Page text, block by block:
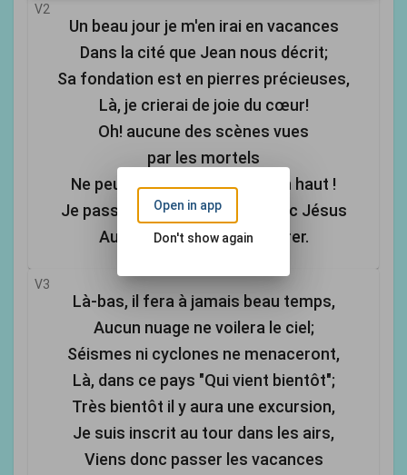
V2
Un beau jour je m'en irai en vacances
Dans la cité que Jean nous décrit;
Sa fondation est en pierres précieuses,
Là, je crierai de joie du cœur!
Oh! aucune des scènes vues
par les mortels
Ne peut égaler les gloires d'en haut !
Je passerai mes vacances avec Jésus
Au lieu qu'Il est allé préparer.
V3
Là-bas, il fera à jamais beau temps,
Aucun nuage ne voilera le ciel;
Séismes ni cyclones ne menaceront,
Là, dans ce pays "Qui vient bientôt";
Très bientôt il y aura une excursion,
Je suis inscrit au tour dans les airs,
Viens donc passer les vacances
Open in app
Don't show again